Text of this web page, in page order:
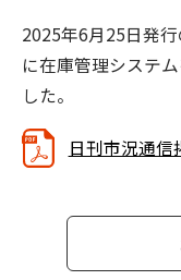
2025年6月25日発
に在庫管理システ
した。
日刊市況通信